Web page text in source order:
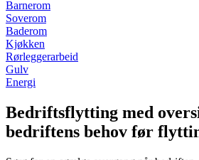
Barnerom
Soverom
Baderom
Kjøkken
Rørleggerarbeid
Gulv
Energi
Bedriftsflytting med
bedriftens behov før